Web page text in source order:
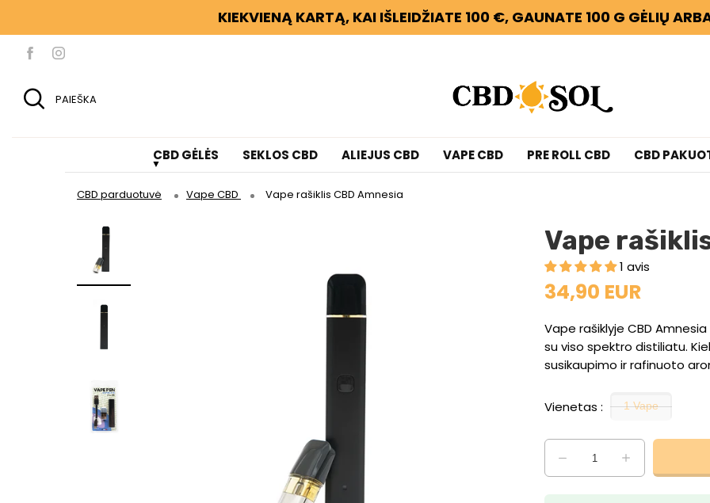
KIEKVIENĄ KARTĄ, KAI IŠLEIDŽIATE 100 €, GAUNATE 100 G GĖLIŲ
PAIEŠKA
CBD GĖLĖS SEKLOS CBD ALIEJUS CBD VAPE CBD PRE ROLL CBD CBD
CBD parduotuvė Vape CBD Vape rašiklis CBD Amnesia
Vape
1 avis
34,90 EUR
Vape rašiklyje CBD
su viso spektro distiliatu.
susikaupimo ir rafinuoto
Vienetas 1 Vape